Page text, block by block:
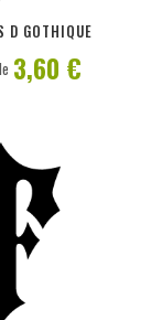
D GOTHIQUE
3,60 €